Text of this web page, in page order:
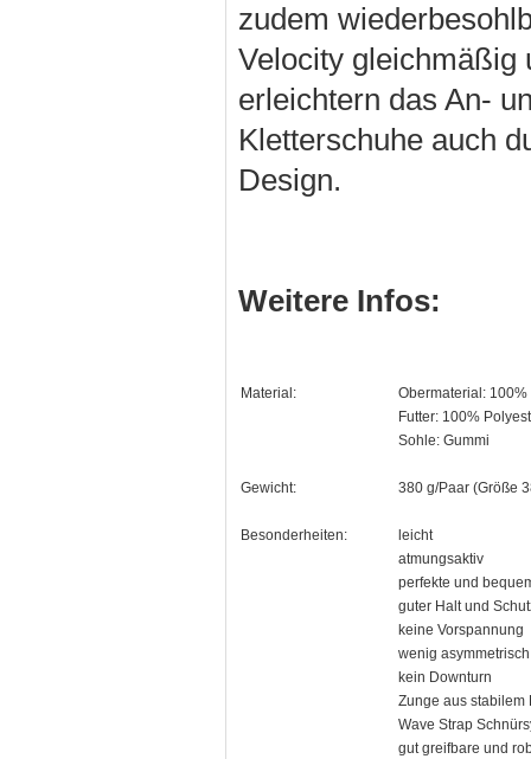
zudem
Velocity gleichmäßig
erleichtern das An-
Kletterschuhe auch
Design.
Weitere Infos:
Material:
Obermaterial: 100%
Futter: 100%
Sohle: Gummi
Gewicht: 380 g/Paar (Größe
Besonderheiten:
leicht
atmungsaktiv
perfekte und
guter Halt und
keine Vorspannung
wenig asymmetrisch
kein Downturn
Zunge aus stabilem
Wave Strap
gut greifbare und